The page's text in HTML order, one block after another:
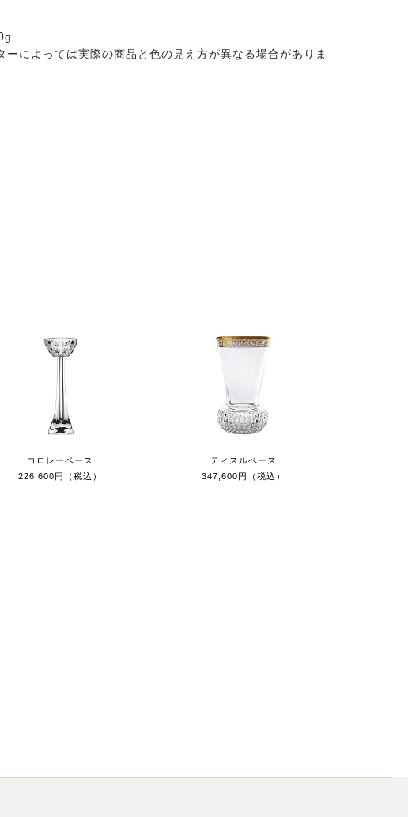
によっては実際の商品と色の見え方が異なる場合がありま
コロレーベース
226,600円（税込）
ティスルベース
347,600円（税込）